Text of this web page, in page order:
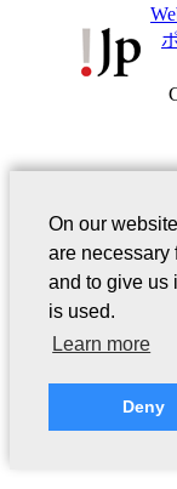
On our
are necessary
and to give us
is used.
Learn more
Deny